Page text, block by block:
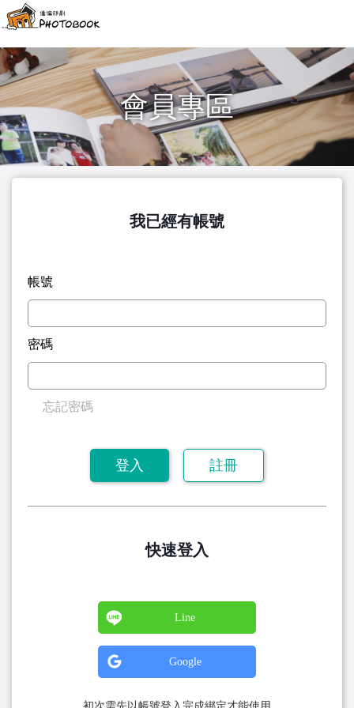
會員專區
我已經有帳號
帳號
密碼
忘記密碼
登入 註冊
快速登入
Line
Google